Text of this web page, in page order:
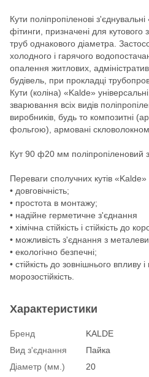
Кути поліпропіленові
фітинги, призначені для кутового
труб однакового діаметра.
холодного і гарячого
опалення житлових,
будівель, при прокладці
Кути (коліна) «Kalde»
зварювання всіх видів
виробників, будь то композитні
фольгою), армовані
Кут 90 ф20 мм поліпропіленовий
Переваги сполучних кутів «Kalde»
• довговічність;
• простота в монтажу;
• надійне герметичне з'єднання
• хімічна стійкість і стійкість до
• можливість з'єднання з
• екологічно безпечні;
• стійкість до зовнішнього впливу
морозостійкість.
Характеристики
Бренд
KALDE
Вид з'єднання
Пайка
Діаметр (мм.)
20